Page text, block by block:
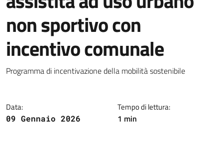
non sportivo con
incentivo comunale
Dettagli della notizia
Programma di incentivazione della mobilità sostenibile
Data:
09 Gennaio 2026
Tempo di lettura:
1 min